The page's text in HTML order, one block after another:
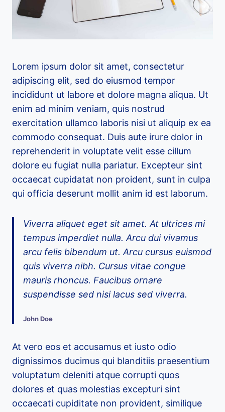
Lorem ipsum dolor sit amet, consectetur
adipiscing elit, sed do eiusmod tempor
incididunt ut labore et dolore magna aliqua. Ut
enim ad minim veniam, quis nostrud
exercitation ullamco laboris nisi ut aliquip ex ea
commodo consequat. Duis aute irure dolor in
reprehenderit in voluptate velit esse cillum
dolore eu fugiat nulla pariatur. Excepteur sint
occaecat cupidatat non proident, sunt in culpa
qui officia deserunt mollit anim id est laborum.
Viverra aliquet eget sit amet. At ultrices mi
tempus imperdiet nulla. Arcu dui vivamus
arcu felis bibendum ut. Arcu cursus euismod
quis viverra nibh. Cursus vitae congue
mauris rhoncus. Faucibus ornare
suspendisse sed nisi lacus sed viverra.
John Doe
At vero eos et accusamus et iusto odio
dignissimos ducimus qui blanditiis praesentium
voluptatum deleniti atque corrupti quos
dolores et quas molestias excepturi sint
occaecati cupiditate non provident, similique